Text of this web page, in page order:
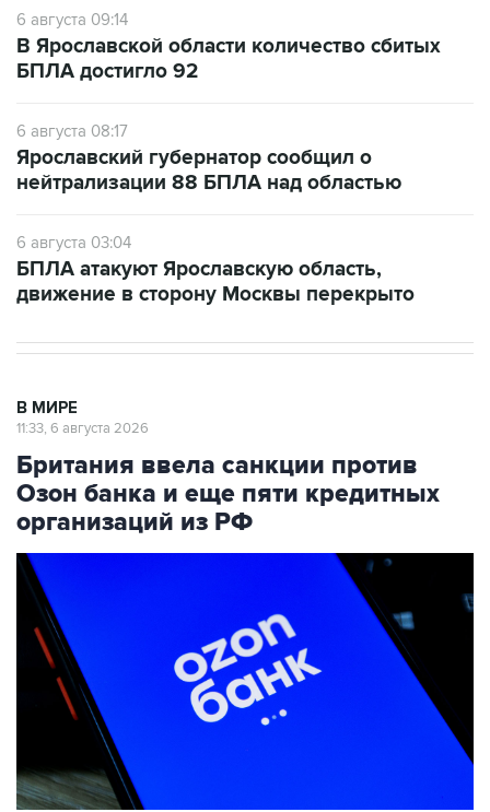
6 августа 09:14
В Ярославской области количество сбитых
БПЛА достигло 92
6 августа 08:17
Ярославский губернатор сообщил о
нейтрализации 88 БПЛА над областью
6 августа 03:04
БПЛА атакуют Ярославскую область,
движение в сторону Москвы перекрыто
В МИРЕ
11:33, 6 августа 2026
Британия ввела санкции против
Озон банка и еще пяти кредитных
организаций из РФ